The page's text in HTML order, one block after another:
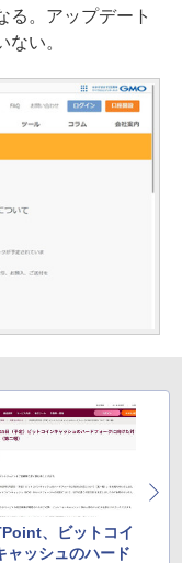
る。アップデート
い。
、ビットコイ
ャッシュのハード